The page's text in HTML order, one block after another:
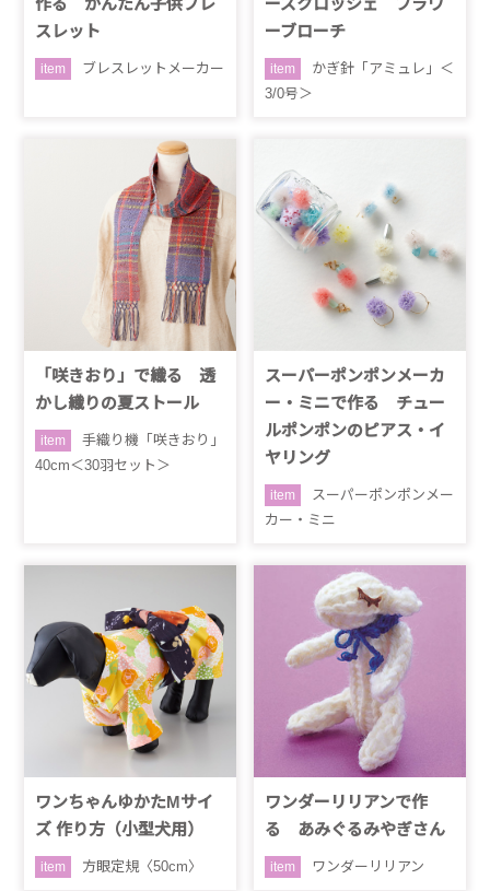
作る かんたん子供ブレ
スレット
item ブレスレットメーカー
ーズクロッシェ フラワ
ーブローチ
item
かぎ針「アミュレ」＜
3/0号＞
「咲きおり」で織る 透
かし織りの夏ストール
item
手織り機「咲きおり」
40cm＜30羽セット＞
スーパーポンポンメーカ
ー・ミニで作る チュー
ルポンポンのピアス・イ
ヤリング
item
スーパーポンポンメー
カー・ミニ
ワンちゃんゆかたMサイ
ズ 作り方（小型犬用）
item 方眼定規〈50cm〉
ワンダーリリアンで作
る あみぐるみやぎさん
item ワンダーリリアン